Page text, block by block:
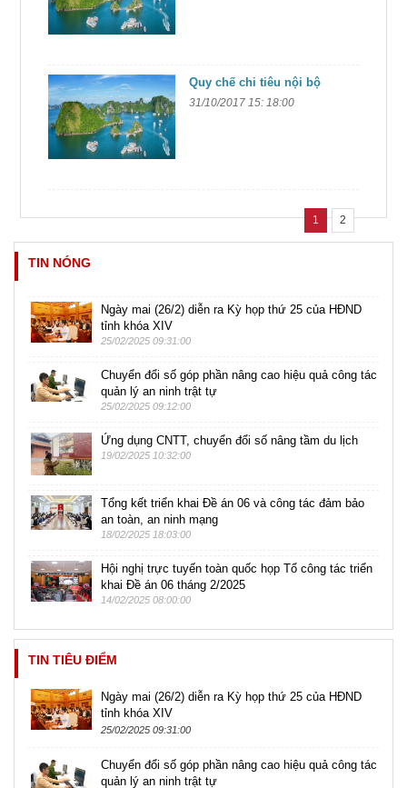
Quy chế chi tiêu nội bộ
31/10/2017 15: 18:00
1 2
TIN NÓNG
Ngày mai (26/2) diễn ra Kỳ họp thứ 25 của HĐND
tỉnh khóa XIV
25/02/2025 09:31:00
Chuyển đổi số góp phần nâng cao hiệu quả công tác
quản lý an ninh trật tự
25/02/2025 09:12:00
Ứng dụng CNTT, chuyển đổi số nâng tầm du lịch
19/02/2025 10:32:00
Tổng kết triển khai Đề án 06 và công tác đảm bảo
an toàn, an ninh mạng
18/02/2025 18:03:00
Hội nghị trực tuyến toàn quốc họp Tổ công tác triển
khai Đề án 06 tháng 2/2025
14/02/2025 08:00:00
TIN TIÊU ĐIỂM
Ngày mai (26/2) diễn ra Kỳ họp thứ 25 của HĐND
tỉnh khóa XIV
25/02/2025 09:31:00
Chuyển đổi số góp phần nâng cao hiệu quả công tác
quản lý an ninh trật tự